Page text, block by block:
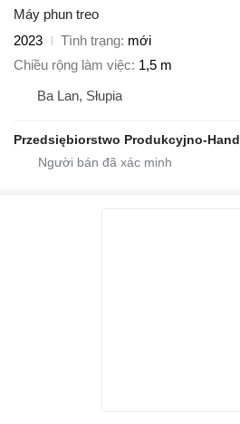
Máy phun treo
2023
Tình trạng mới
Chiều rộng làm việc 1,5 m
Ba Lan, Słupia